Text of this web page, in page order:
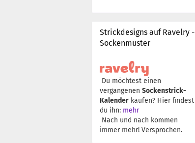
Strickdesigns auf Ravelry -
Sockenmuster
Du möchtest einen
vergangenen Sockenstrick-
Kalender kaufen? Hier findest
du ihn: mehr
Nach und nach kommen
immer mehr! Versprochen.